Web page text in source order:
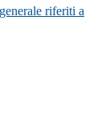
riferiti a